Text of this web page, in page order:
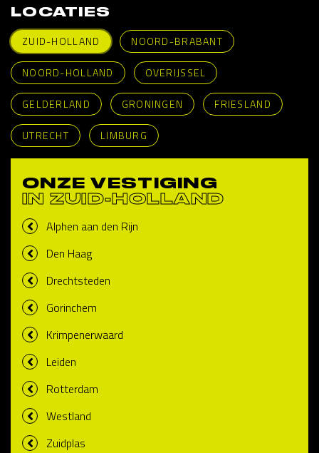
LOCATIES
ZUID-HOLLAND
NOORD-BRABANT
NOORD-HOLLAND OVERIJSSEL
GELDERLAND GRONINGEN FRIESLAND
UTRECHT LIMBURG
ONZE VESTIGING
IN ZUID-HOLLAND
Alphen aan den Rijn
Den Haag
Drechtsteden
Gorinchem
Krimpenerwaard
Leiden
Rotterdam
Westland
Zuidplas